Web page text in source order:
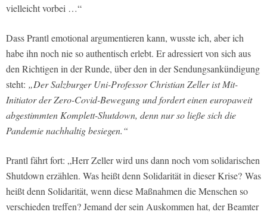
vielleicht vorbei …“
Dass Prantl emotional argumentieren kann, wusste ich, aber ich
habe ihn noch nie so authentisch erlebt. Er adressiert von sich aus
den Richtigen in der Runde, über den in der Sendungsankündigung
steht: „Der Salzburger Uni-Professor Christian Zeller ist Mit-
Initiator der Zero-Covid-Bewegung und fordert einen europaweit
abgestimmten Komplett-Shutdown, denn nur so ließe sich die
Pandemie nachhaltig besiegen.“
Prantl fährt fort: „Herr Zeller wird uns dann noch vom solidarischen
Shutdown erzählen. Was heißt denn Solidarität in dieser Krise? Was
heißt denn Solidarität, wenn diese Maßnahmen die Menschen so
verschieden treffen? Jemand der sein Auskommen hat, der Beamter